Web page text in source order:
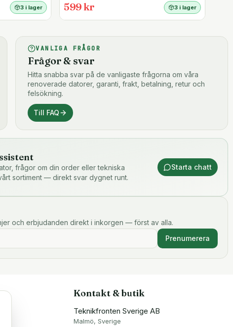
3 i lager 599 kr 3 i lager
VANLIGA FRÅGOR
Frågor & svar
Hitta snabba svar på de vanligaste frågorna om våra
renoverade datorer, garanti, frakt, betalning, retur och
felsökning.
Till FAQ
frågor om din order eller tekniska
sortiment — direkt svar dygnet runt.
Starta chatt
och erbjudanden direkt i inkorgen — först av alla.
Prenumerera
Kontakt & butik
Teknikfronten Sverige AB
Malmö, Sverige